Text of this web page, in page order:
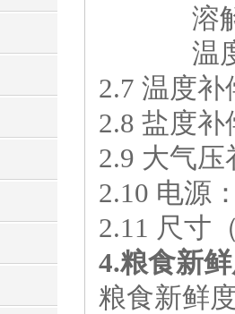
溶
温
2.7 温度补
2.8 盐度补
2.9 大气压
2.10 电源
2.11 尺寸
4.粮食新
粮食新鲜